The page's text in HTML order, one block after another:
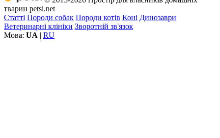
тварин petsi.net
Статті Породи собак Породи котів Коні Динозаври
Ветеринарні клініки Зворотній зв'язок
Мова: UA | RU